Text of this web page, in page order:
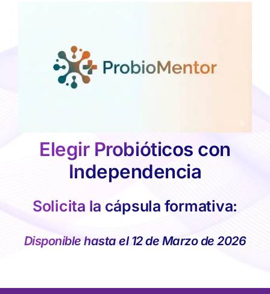
Elegir Probióticos con
Independencia
Solicita la cápsula formativa:
Disponible hasta el 12 de Marzo de 2026